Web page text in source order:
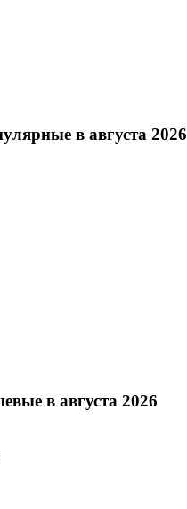
в августа 2026
в августа 2026